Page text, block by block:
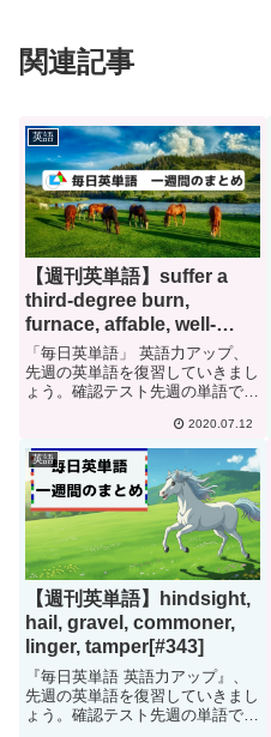
関連記事
英語
【週刊英単語】suffer a
third-degree burn,
furnace, affable, well-
read, permafrost,
optimistic, distressing,
incentive[#27]
「毎日英単語」 英語力アップ、
先週の英単語を復習していきまし
ょう。確認テスト先週の単語で
burnfurnaceaffablewell-
readpermafrostopti...
2020.07.12
英語
【週刊英単語】hindsight,
hail, gravel, commoner,
linger, tamper[#343]
『毎日英単語 英語力アップ』、
先週の英単語を復習していきまし
ょう。確認テスト先週の単語で